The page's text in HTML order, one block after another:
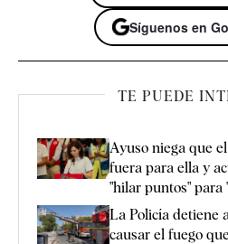
Síguenos en
TE PUEDE
Ayuso niega que
fuera para ella y
"hilar puntos" para
La Policía detiene
causar el fuego